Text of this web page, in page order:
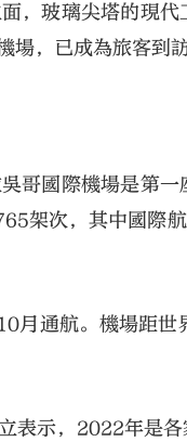
，玻璃尖塔的現代
，已成為旅客到
哥國際機場是第
架次，其中國際
月通航。機場距
示，2022年是各